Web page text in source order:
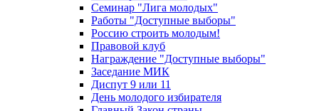
Семинар "Лига молодых"
Работы "Доступные выборы"
Россию строить молодым!
Правовой клуб
Награждение "Доступные выборы"
Заседание МИК
Диспут 9 или 11
День молодого избирателя